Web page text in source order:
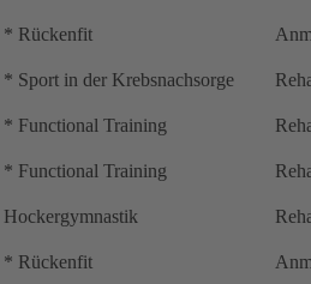
* Rückenfit
* Sport in der Krebsnachsorge
* Functional Training
* Functional Training
Hockergymnastik
* Rückenfit